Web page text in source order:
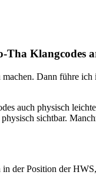
Tha Klangcodes
Dann führe
auch physisch
sichtbar.
der Position der